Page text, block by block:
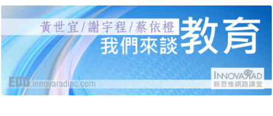
新思惟網路講堂：我們來
談教育
黃世宜老師、謝宇程研究員、蔡依橙醫師，分別
就受教育、自我教育、給教育三個面向，說明當
代的困境與解答，並有線上提問與回覆。